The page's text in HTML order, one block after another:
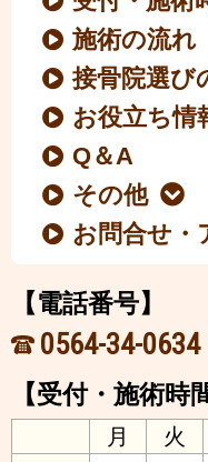
施術の流れ
接骨院選び
お役立ち情
Q＆A
その他
お問合せ・
【電話番号】
0564-34-0634
【受付・施術時
月 火